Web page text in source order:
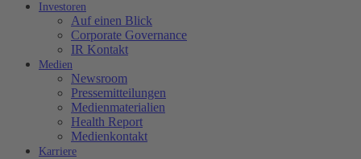
Investoren
Auf einen Blick
Corporate Governance
IR Kontakt
Medien
Newsroom
Pressemitteilungen
Medienmaterialien
Health Report
Medienkontakt
Karriere